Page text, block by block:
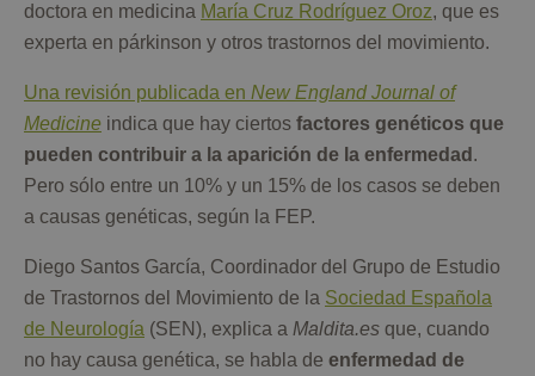
doctora en medicina María Cruz Rodríguez Oroz, que es
experta en párkinson y otros trastornos del movimiento.
Una revisión publicada en New England Journal of
Medicine indica que hay ciertos factores genéticos que
pueden contribuir a la aparición de la enfermedad .
Pero sólo entre un 10% y un 15% de los casos se deben
a causas genéticas, según la FEP.
Diego Santos García, Coordinador del Grupo de Estudio
de Trastornos del Movimiento de la Sociedad Española
de Neurología (SEN), explica a Maldita.es que, cuando
no hay causa genética, se habla de enfermedad de